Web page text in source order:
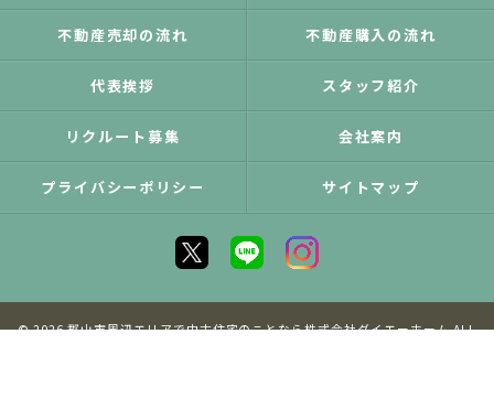
不動産売却の流れ 不動産購入の流れ
代表挨拶 スタッフ紹介
リクルート募集 会社案内
プライバシーポリシー サイトマップ
© 2026 郡山市周辺エリアで中古住宅のことなら株式会社ダイエーホーム ALL